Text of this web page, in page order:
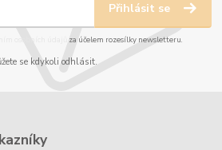
Přihlásit se
za účelem rozesílky newsletteru.
se kdykoli odhlásit.